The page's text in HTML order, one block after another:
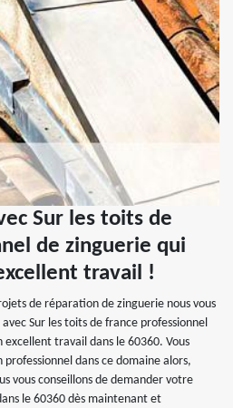
Sur les toits de
de zinguerie qui
travail !
de réparation de zinguerie nous vous
Sur les toits de france professionnel
travail dans le 60360. Vous
professionnel dans ce domaine alors,
vous conseillons de demander votre
le 60360 dès maintenant et